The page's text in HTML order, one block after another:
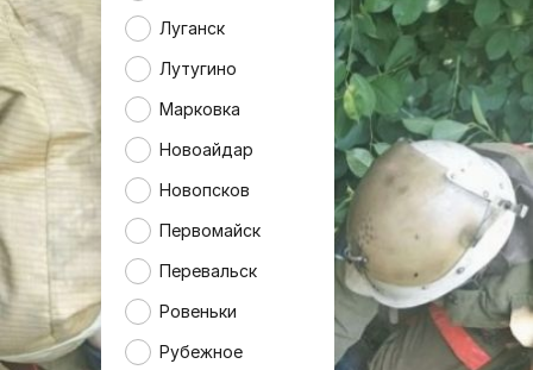
Луганск
Лутугино
Марковка
Новоайдар
Новопсков
Первомайск
Перевальск
Ровеньки
Рубежное